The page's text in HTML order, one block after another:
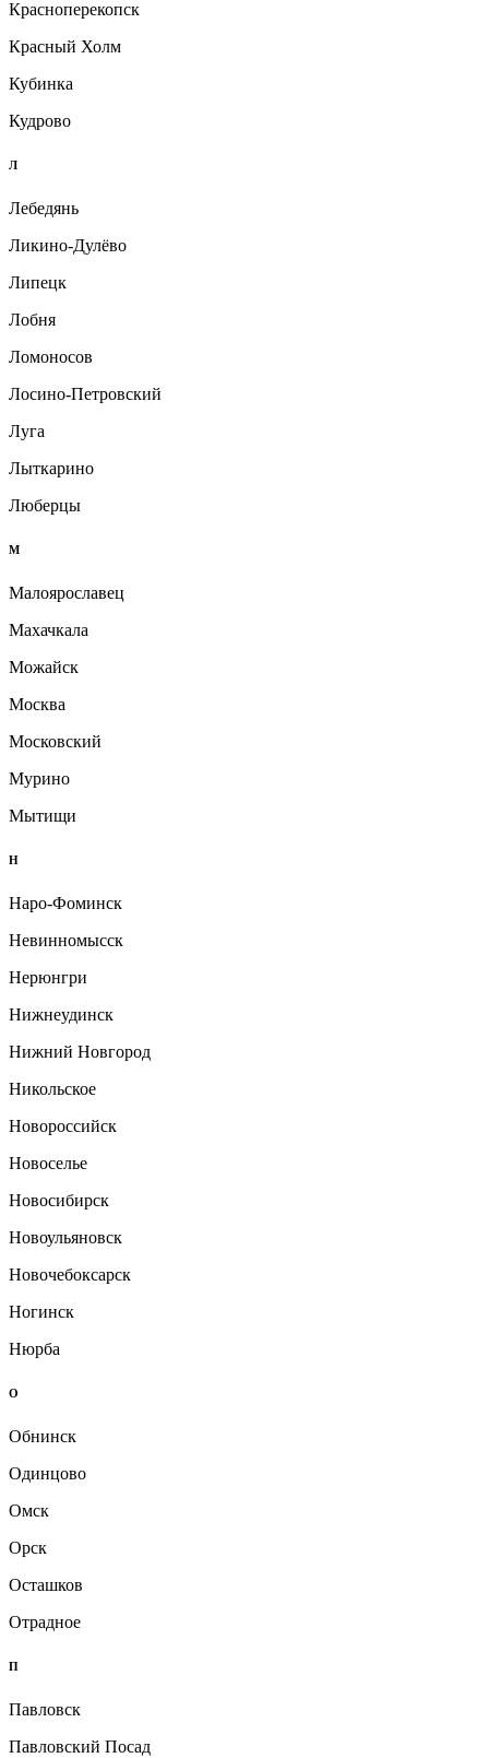
Красноперекопск
Красный Холм
Кубинка
Кудрово
Л
Лебедянь
Ликино-Дулёво
Липецк
Лобня
Ломоносов
Лосино-Петровский
Луга
Лыткарино
Люберцы
М
Малоярославец
Махачкала
Можайск
Москва
Московский
Мурино
Мытищи
Н
Наро-Фоминск
Невинномысск
Нерюнгри
Нижнеудинск
Нижний Новгород
Никольское
Новороссийск
Новоселье
Новосибирск
Новоульяновск
Новочебоксарск
Ногинск
Нюрба
О
Обнинск
Одинцово
Омск
Орск
Осташков
Отрадное
П
Павловск
Павловский Посад